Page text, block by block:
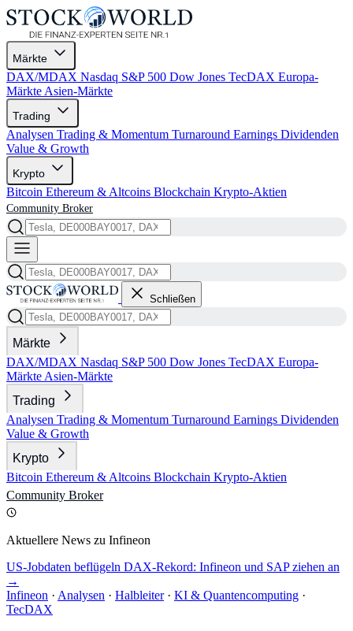
Märkte
DAX/MDAX Nasdaq S&P 500 Dow Jones TecDAX Europa-
Märkte Asien-Märkte
Trading
Analysen Trading & Momentum Turnaround Earnings Dividenden
Value & Growth
Krypto
Bitcoin Ethereum & Altcoins Blockchain Krypto-Aktien
Community Broker
Schließen
Märkte
DAX/MDAX Nasdaq S&P 500 Dow Jones TecDAX Europa-
Märkte Asien-Märkte
Trading
Analysen Trading & Momentum Turnaround Earnings Dividenden
Value & Growth
Krypto
Bitcoin Ethereum & Altcoins Blockchain Krypto-Aktien
Community Broker
Aktuellere News zu Infineon
US-Jobdaten beflügeln DAX-Rekord: Infineon und SAP ziehen an
→
Infineon · Analysen · Halbleiter · KI & Quantencomputing ·
TecDAX